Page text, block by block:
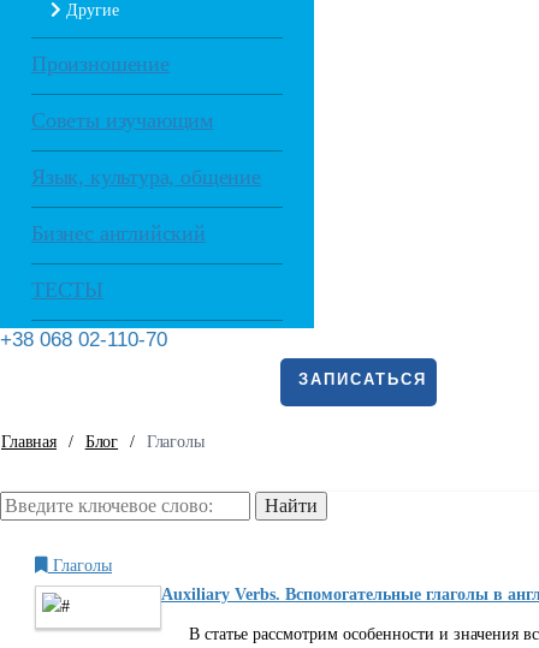
Другие
Произношение
Советы изучающим
Язык, культура, общение
Бизнес английский
ТЕСТЫ
+38 068 02-110-70
ЗАПИСАТЬСЯ
Главная / Блог / Глаголы
Глаголы
Auxiliary Verbs. Вспомогательные глаголы в
В статье рассмотрим особенности и значения